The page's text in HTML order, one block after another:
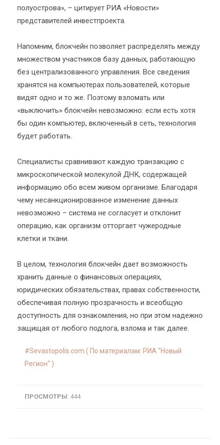
полуострова», – цитирует РИА «Новости»
представителей инвестпроекта.
Напомним, блокчейн позволяет распределять между
множеством участников базу данных, работающую
без централизованного управления. Все сведения
хранятся на компьютерах пользователей, которые
видят одно и то же. Поэтому взломать или
«выключить» блокчейн невозможно: если есть хотя
бы один компьютер, включенный в сеть, технология
будет работать.
Специалисты сравнивают каждую транзакцию с
микроскопической молекулой ДНК, содержащей
информацию обо всем живом организме. Благодаря
чему несанкционированное изменение данных
невозможно – система не согласует и отклонит
операцию, как организм отторгает чужеродные
клетки и ткани.
В целом, технология блокчейн дает возможность
хранить данные о финансовых операциях,
юридических обязательствах, правах собственности,
обеспечивая полную прозрачность и всеобщую
доступность для ознакомления, но при этом надежно
защищая от любого подлога, взлома и так далее.
Sevastopolis.com ( По материалам: РИА "Новый
Регион" )
ПРОСМОТРЫ: 444